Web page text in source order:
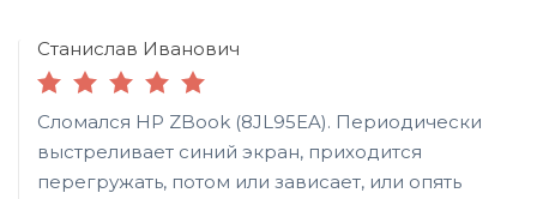
Станислав Иванович
Сломался HP ZBook (8JL95EA). Периодически
выстреливает синий экран, приходится
перегружать, потом или зависает, или опять